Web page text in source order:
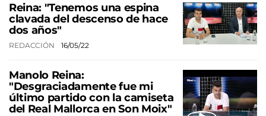
Reina: "Tenemos una espina
clavada del descenso de hace
dos años"
REDACCIÓN 16/05/22
Manolo Reina:
"Desgraciadamente fue mi
último partido con la camiseta
del Real Mallorca en Son Moix"